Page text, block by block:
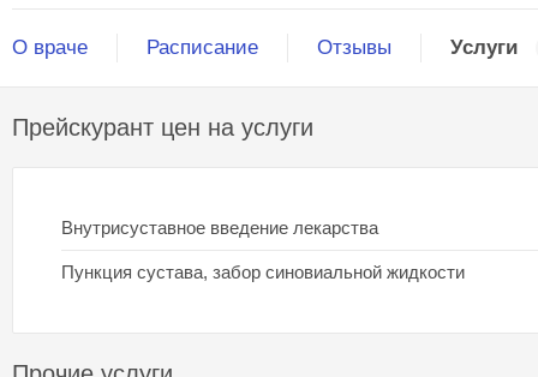
О враче Расписание Отзывы Услуги
Прейскурант цен на услуги
Внутрисуставное введение лекарства
Пункция сустава, забор синовиальной жидкости